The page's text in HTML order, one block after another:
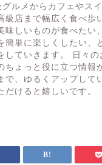
ルメからカフェやス
級店まで幅広く食べ歩
味しいものが食べたい
簡単に楽しくしたい、
していきます。 日々の
ちょっと役に立つ情報
で、ゆるくアップして
だけると嬉しいです。